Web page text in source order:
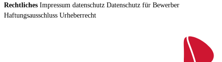
Rechtliches Impressum datenschutz Datenschutz für Bewerber
Haftungsausschluss Urheberrecht